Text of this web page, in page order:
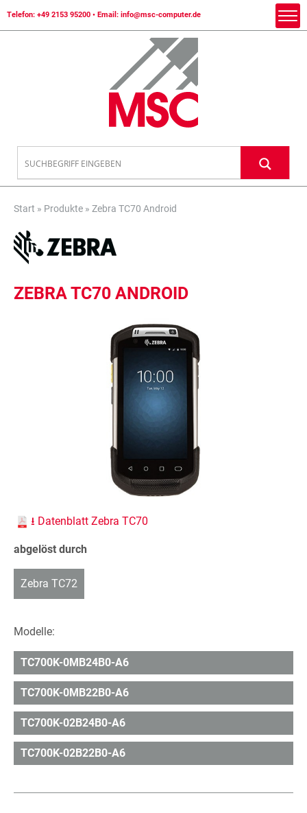
Telefon: +49 2153 95200 • Email: info@msc-computer.de
Start » Produkte » Zebra TC70 Android
ZEBRA TC70 ANDROID
⭳ Datenblatt Zebra TC70
abgelöst durch
Zebra TC72
Modelle:
TC700K-0MB24B0-A6
TC700K-0MB22B0-A6
TC700K-02B24B0-A6
TC700K-02B22B0-A6